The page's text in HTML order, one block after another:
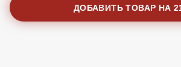
ДОБАВИТЬ ТОВАР НА